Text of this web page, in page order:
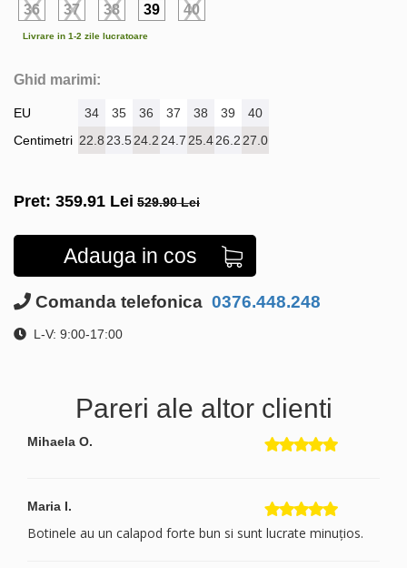
36 37 38 39 40
Livrare in 1-2 zile lucratoare
Ghid marimi:
EU
Centimetri
34 35 36 37 38 39
40
22.8 23.524.2 24.7 25.426.2 27.0
Pret: 359.91 Lei 529.90 Lei
Adauga in cos
Comanda telefonica 0376.448.248
L-V: 9:00-17:00
Pareri ale altor clienti
Mihaela O.
Maria I.
Botinele au un calapod forte bun si sunt lucrate minuțios.